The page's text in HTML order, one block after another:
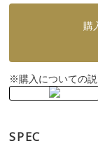
購
※購入についての
SPEC